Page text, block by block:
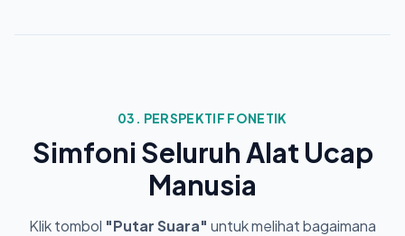
03. PERSPEKTIF FONETIK
Simfoni Seluruh Alat Ucap
Manusia
Klik tombol "Putar Suara" untuk melihat bagaimana